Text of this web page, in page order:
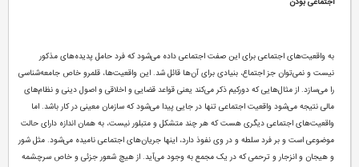
اجتماعی بودن
به واقعیت‌های اجتماعی برای این صفت اجتماعی داده می‌شود که فرد حامل پدیده‌های مذکور
نیست و نمی‌توان جز اجتماع، بنیادی برای آن‌ها قائل شد. این واقعیت‌ها، قلمرو خاص جامعه‌شناسی
را می‌سازد. از مثال‌هایی که دورکیم ذکر می‌کند یعنی قواعد قضایی و اخلاقی و اصول دینی و نظام‌های
مالی نتیجه می‌شود واقعیت اجتماعی تنها در جایی پیدا می‌شود که سازمان معینی در کار باشد. اما
واقعیت‌های اجتماعی دیگری هست که هر چند متشکل و متبلور نیست، به همان اندازه دارای حالت
موضوعی است و بر فرد سلطه و در وی نفوذ دارد، اینها جریان‌های اجتماعی نامیده می‌شود. مثل شور
و هیجان و انزجار و ترحمی که در یک مجمع به وجود می‌آید. از هیچ شعور جزئی و خاص سرچشمه